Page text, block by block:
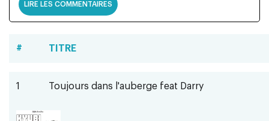
LIRE LES COMMENTAIRES
# TITRE
1 Toujours dans l'auberge feat Darry